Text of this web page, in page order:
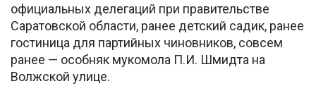
официальных делегаций при правительстве
Саратовской области, ранее детский садик, ранее
гостиница для партийных чиновников, совсем
ранее — особняк мукомола П.И. Шмидта на
Волжской улице.